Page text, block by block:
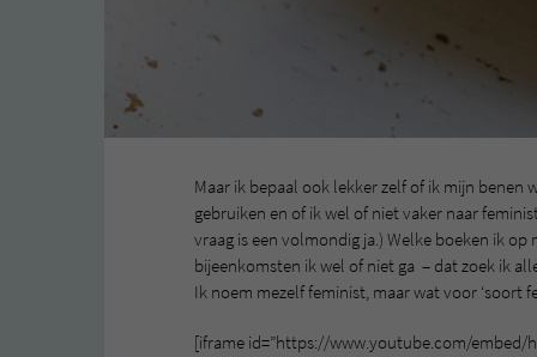
Maar ik bepaal ook lekker zelf of ik mijn
gebruiken en of ik wel of niet vaker naar
vraag is een volmondig ja.) Welke boeken ik
bijeenkomsten ik wel of niet ga – dat zoek ik
Ik noem mezelf feminist, maar wat voor ‘soort
[iframe id=”https://www.youtube.com/embed/